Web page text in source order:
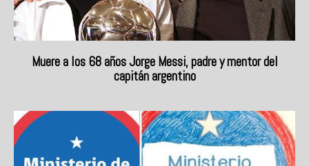
Muere a los 68 años Jorge Messi, padre y mentor del
capitán argentino